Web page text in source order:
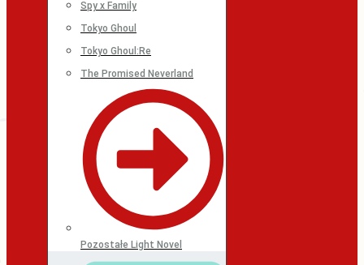
Spy x Family
Tokyo Ghoul
Tokyo Ghoul:Re
The Promised Neverland
Pozostałe Light Novel